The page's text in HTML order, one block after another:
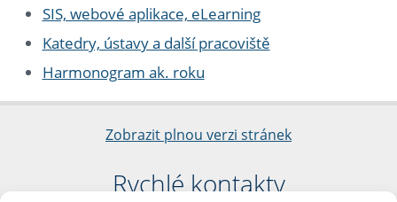
SIS, webové aplikace, eLearning
Katedry, ústavy a další pracoviště
Harmonogram ak. roku
Zobrazit plnou verzi stránek
Rychlé kontakty